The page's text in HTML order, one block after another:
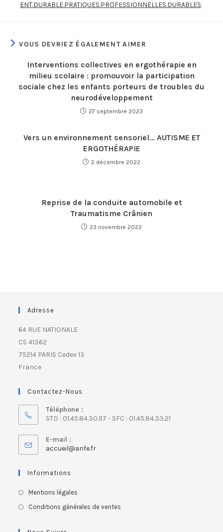
ENT.DURABLE.PRATIQUES.PROFESSIONNELLES.DURABLES
VOUS DEVRIEZ ÉGALEMENT AIMER
Interventions collectives en ergothérapie en
milieu scolaire : promouvoir la participation
sociale chez les enfants porteurs de troubles du
neurodéveloppement
27 septembre 2023
Vers un environnement sensoriel… AUTISME ET
ERGOTHÉRAPIE
2 décembre 2022
Reprise de la conduite automobile et
Traumatisme Crânien
23 novembre 2022
Adresse
64 RUE NATIONALE
CS 41362
75214 PARIS Cedex 13
France
Contactez-Nous
Téléphone :
STD : 01.45.84.30.97 - SFC : 01.45.84.33.21
E-mail :
accueil@anfe.fr
Informations
Mentions légales
Conditions générales de ventes